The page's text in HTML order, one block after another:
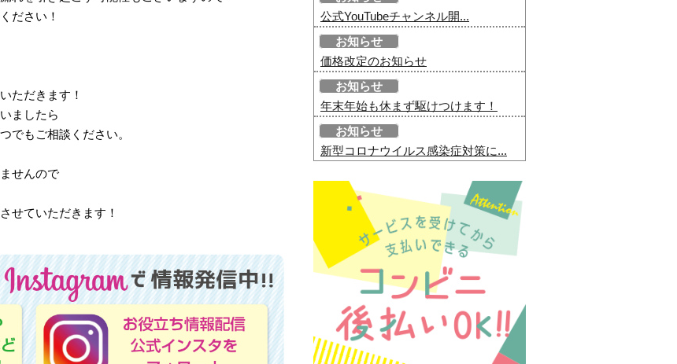
ださい！
ただきます！
ましたら
でもご相談ください。
せんので
せていただきます！
公式YouTubeチャンネル開...
お知らせ
価格改定のお知らせ
お知らせ
年末年始も休まず駆けつけます！
お知らせ
新型コロナウイルス感染症対策に...